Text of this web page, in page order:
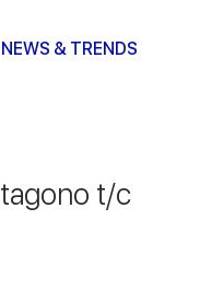
NEWS & TRENDS
t/c